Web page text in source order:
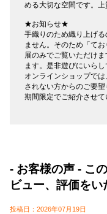
める大切な空間です。上
★お知らせ★
手織りのため織り上げ
ません。そのため「て
展のみでご覧いただけ
ます。是非遊びにいら
オンラインショップで
されない方からのご要
期間限定でご紹介させて
- お客様の声 - こ
ビュー、評価をい
投稿日：2026年07月19日